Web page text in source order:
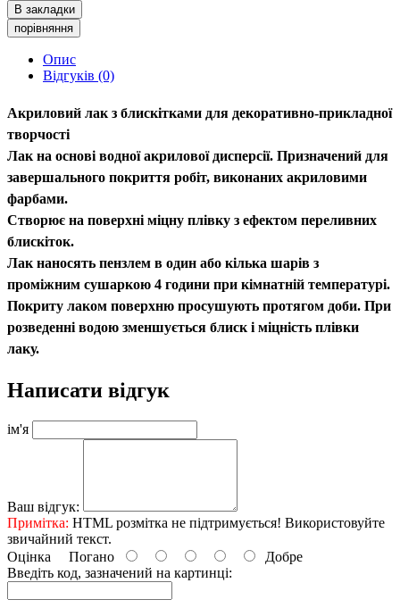
В закладки
порівняння
Опис
Відгуків (0)
Акриловий лак з блискітками для декоративно-прикладної
творчості
Лак на основі водної акрилової дисперсії. Призначений для
завершального покриття робіт, виконаних акриловими
фарбами.
Створює на поверхні міцну плівку з ефектом переливних
блискіток.
Лак наносять пензлем в один або кілька шарів з
проміжним сушаркою 4 години при кімнатній температурі.
Покриту лаком поверхню просушують протягом доби. При
розведенні водою зменшується блиск і міцність плівки
лаку.
Написати відгук
ім'я
Ваш відгук:
Примітка: HTML розмітка не підтримується! Використовуйте
звичайний текст.
Оцінка Погано
Добре
Введіть код, зазначений на картинці: